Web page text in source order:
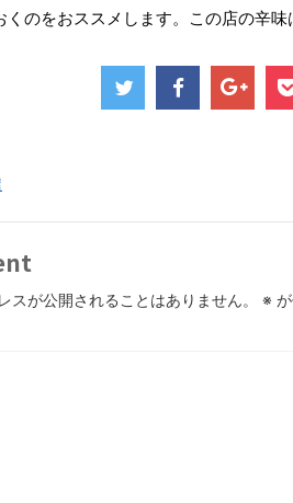
くのをおススメします。この店の辛味
スが公開されることはありません。 ※